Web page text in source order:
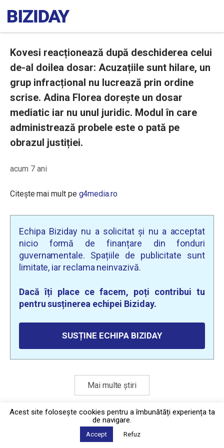
Kovesi reacționează după deschiderea celui
de-al doilea dosar: Acuzațiile sunt hilare, un
grup infracțional nu lucrează prin ordine
scrise. Adina Florea dorește un dosar
mediatic iar nu unul juridic. Modul în care
administrează probele este o pată pe
obrazul justiției.
acum 7 ani
Citește mai mult pe g4media.ro
Echipa Biziday nu a solicitat și nu a acceptat
nicio formă de finanțare din fonduri
guvernamentale. Spațiile de publicitate sunt
limitate, iar reclama neinvazivă.
Dacă îți place ce facem, poți contribui tu
pentru susținerea echipei Biziday.
SUSȚINE ECHIPA BIZIDAY
Mai multe știri
Politica de confidențialitate
2026 © Biziday
Acest site foloseşte cookies pentru a îmbunătăți experiența ta
de navigare.
Accept Refuz